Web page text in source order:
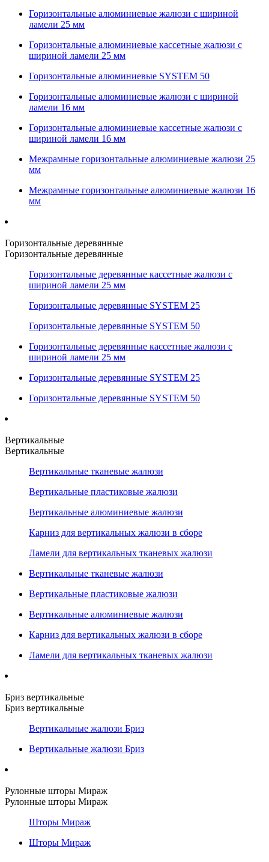
Горизонтальные алюминиевые жалюзи с шириной
ламели 25 мм
Горизонтальные алюминиевые кассетные жалюзи с
шириной ламели 25 мм
Горизонтальные алюминиевые SYSTEM 50
Горизонтальные алюминиевые жалюзи с шириной
ламели 16 мм
Горизонтальные алюминиевые кассетные жалюзи с
шириной ламели 16 мм
Межрамные горизонтальные алюминиевые жалюзи 25
мм
Межрамные горизонтальные алюминиевые жалюзи 16
мм
Горизонтальные деревянные
Горизонтальные деревянные
Горизонтальные деревянные кассетные жалюзи с
шириной ламели 25 мм
Горизонтальные деревянные SYSTEM 25
Горизонтальные деревянные SYSTEM 50
Горизонтальные деревянные кассетные жалюзи с
шириной ламели 25 мм
Горизонтальные деревянные SYSTEM 25
Горизонтальные деревянные SYSTEM 50
Вертикальные
Вертикальные
Вертикальные тканевые жалюзи
Вертикальные пластиковые жалюзи
Вертикальные алюминиевые жалюзи
Карниз для вертикальных жалюзи в сборе
Ламели для вертикальных тканевых жалюзи
Вертикальные тканевые жалюзи
Вертикальные пластиковые жалюзи
Вертикальные алюминиевые жалюзи
Карниз для вертикальных жалюзи в сборе
Ламели для вертикальных тканевых жалюзи
Бриз вертикальные
Бриз вертикальные
Вертикальные жалюзи Бриз
Вертикальные жалюзи Бриз
Рулонные шторы Мираж
Рулонные шторы Мираж
Шторы Мираж
Шторы Мираж